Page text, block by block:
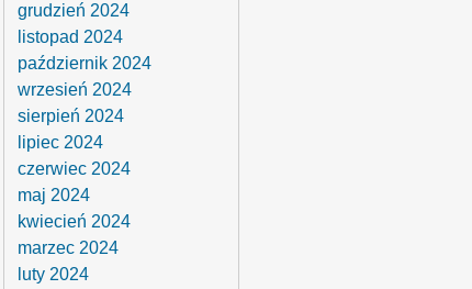
grudzień 2024
listopad 2024
październik 2024
wrzesień 2024
sierpień 2024
lipiec 2024
czerwiec 2024
maj 2024
kwiecień 2024
marzec 2024
luty 2024